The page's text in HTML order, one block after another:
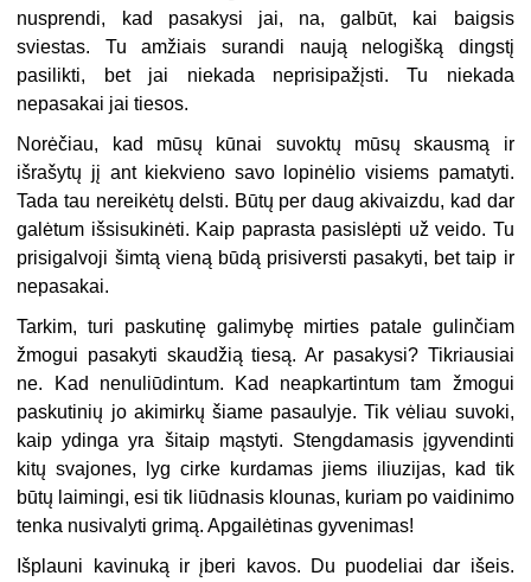
nusprendi, kad pasakysi jai, na, galbūt, kai baigsis
sviestas. Tu amžiais surandi naują nelogišką dingstį
pasilikti, bet jai niekada neprisipažįsti. Tu niekada
nepasakai jai tiesos.
Norėčiau, kad mūsų kūnai suvoktų mūsų skausmą ir
išrašytų jį ant kiekvieno savo lopinėlio visiems pamatyti.
Tada tau nereikėtų delsti. Būtų per daug akivaizdu, kad dar
galėtum išsisukinėti. Kaip paprasta pasislėpti už veido. Tu
prisigalvoji šimtą vieną būdą prisiversti pasakyti, bet taip ir
nepasakai.
Tarkim, turi paskutinę galimybę mirties patale gulinčiam
žmogui pasakyti skaudžią tiesą. Ar pasakysi? Tikriausiai
ne. Kad nenuliūdintum. Kad neapkartintum tam žmogui
paskutinių jo akimirkų šiame pasaulyje. Tik vėliau suvoki,
kaip ydinga yra šitaip mąstyti. Stengdamasis įgyvendinti
kitų svajones, lyg cirke kurdamas jiems iliuzijas, kad tik
būtų laimingi, esi tik liūdnasis klounas, kuriam po vaidinimo
tenka nusivalyti grimą. Apgailėtinas gyvenimas!
Išplauni kavinuką ir įberi kavos. Du puodeliai dar išeis.